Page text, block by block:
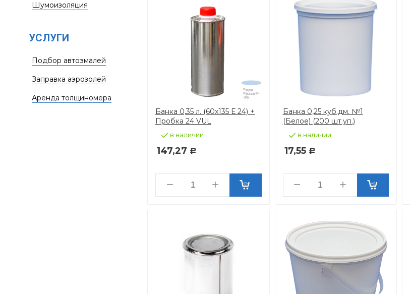
Шумоизоляция
УСЛУГИ
Подбор автоэмалей
Заправка аэрозолей
Аренда толщиномера
Банка 0,35 л. (60х135 Е 24) +
Пробка 24 VUL
в наличии
147,27 Р
Банка 0,25 куб.дм. №1
(Белое) (200 шт.уп.)
в наличии
17,55 Р